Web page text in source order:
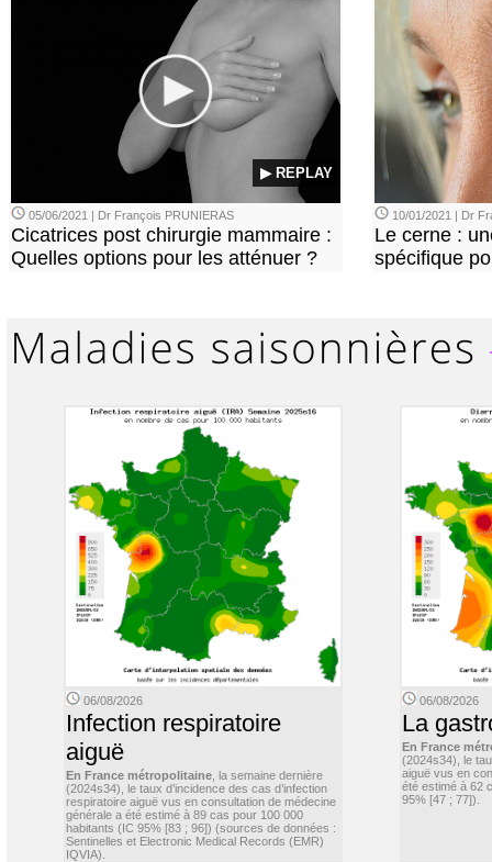
▶ REPLAY
05/06/2021 | Dr François PRUNIERAS
Cicatrices post chirurgie mammaire :
Quelles options pour les atténuer ?
10/01/2021 | Dr
Le cerne :
spécifique
06/08/2026
Infection respiratoire
aiguë
En France métropolitaine , la semaine dernière
(2024s34), le taux d’incidence des cas d’infection
respiratoire aiguë vus en consultation de médecine
générale a été estimé à 89 cas pour 100 000
habitants (IC 95% [83 ; 96]) (sources de données :
Sentinelles et Electronic Medical Records (EMR)
IQVIA).
06/08/2026
La
En France
(2024s34), le
aiguë vus en
été estimé à 62
95% [47 ; 77]).